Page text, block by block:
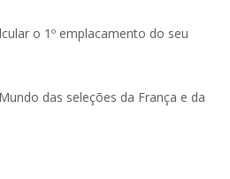
o 1º emplacamento do seu
das seleções da França e da